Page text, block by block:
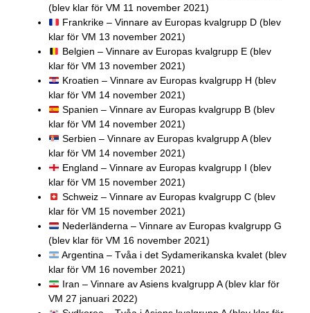
(blev klar för VM 11 november 2021)
Frankrike – Vinnare av Europas kvalgrupp D (blev
klar för VM 13 november 2021)
Belgien – Vinnare av Europas kvalgrupp E (blev
klar för VM 13 november 2021)
Kroatien – Vinnare av Europas kvalgrupp H (blev
klar för VM 14 november 2021)
Spanien – Vinnare av Europas kvalgrupp B (blev
klar för VM 14 november 2021)
Serbien – Vinnare av Europas kvalgrupp A (blev
klar för VM 14 november 2021)
England – Vinnare av Europas kvalgrupp I (blev
klar för VM 15 november 2021)
Schweiz – Vinnare av Europas kvalgrupp C (blev
klar för VM 15 november 2021)
Nederländerna – Vinnare av Europas kvalgrupp G
(blev klar för VM 16 november 2021)
Argentina – Tvåa i det Sydamerikanska kvalet (blev
klar för VM 16 november 2021)
Iran – Vinnare av Asiens kvalgrupp A (blev klar för
VM 27 januari 2022)